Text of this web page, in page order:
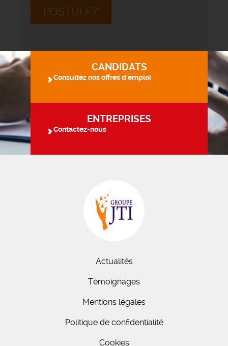
POSTULEZ
CANDIDATS
Consultez nos offres d'emploi
ENTREPRISES
Contactez-nous
Actualités
Témoignages
Mentions légales
Politique de confidentialité
Cookies